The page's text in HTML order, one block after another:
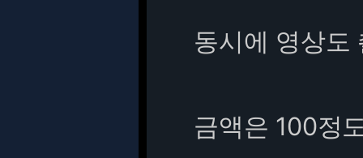
동시에 영상도
금액은 100정